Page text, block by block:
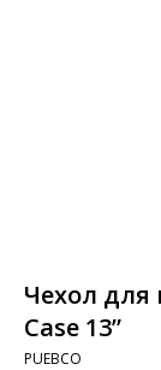
Чехол для
Case 13”
PUEBCO